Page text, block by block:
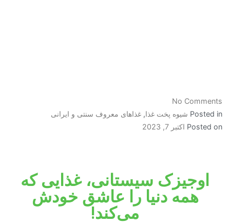
No Comments
Posted in شیوه پخت غذا, غذاهای معروف سنتی و ایرانی
Posted on اکتبر 7, 2023
اوجیزک سیستانی، غذایی که
همه دنیا را عاشق خودش
می‌کند!